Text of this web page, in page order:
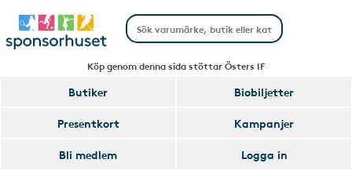
Köp genom denna sida stöttar Östers IF
Butiker
Biobiljetter
Presentkort
Kampanjer
Bli medlem
Logga in